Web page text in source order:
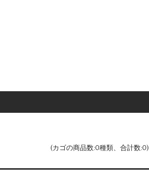
(カゴの商品数:0種類、合計数:0)